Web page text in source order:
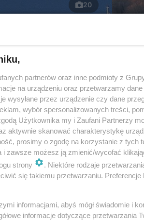
20
partnerów oraz inne podmioty z
na urządzeniu oraz przetwarzamy
wysyłane przez urządzenie czy dane
wybór spersonalizowanych treści,
Użytkownika my i Zaufani Partnerzy
aktywnie skanować charakterystykę
prosimy o zgodę na korzystanie z tych
i zawsze możesz ją zmienić/wycofać
strony
. Niektóre rodzaje
się takiemu przetwarzaniu. Preferencje
informacjami, abyś mógł świadomie i
informacje dotyczące przetwarzania